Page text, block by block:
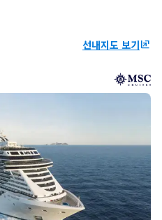
선내지도 보기ungroup